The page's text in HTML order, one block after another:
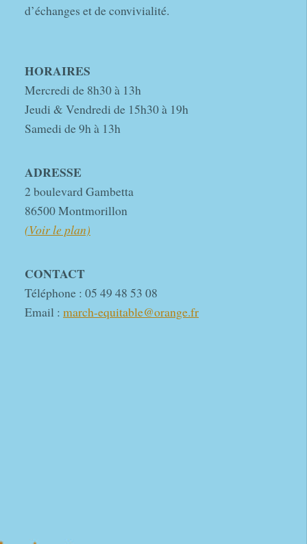
d’échanges et de convivialité.
HORAIRES
Mercredi de 8h30 à 13h
Jeudi & Vendredi de 15h30 à 19h
Samedi de 9h à 13h
ADRESSE
2 boulevard Gambetta
86500 Montmorillon
(Voir le plan)
CONTACT
Téléphone : 05 49 48 53 08
Email : march-equitable@orange.fr